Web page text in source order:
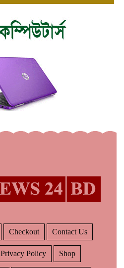
Checkout Contact Us
Privacy Policy Shop